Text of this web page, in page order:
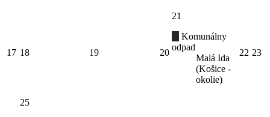
17 18 19 20
21
Komunálny
odpad
Malá Ida
(Košice -
okolie)
22 23
25